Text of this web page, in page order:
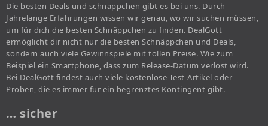
Die besten Deals und schnäppchen gibt es bei uns. Durch
Jahrelange Erfahrungen wissen wir genau, wo wir suchen müssen,
um für dich die besten Schnäppchen zu finden. DealGott
ermöglicht dir nicht nur die besten Schnäppchen und Deals,
sondern auch viele Gewinnspiele mit tollen Preise. Wie zum
Beispiel ein Smartphone, dass zum Release-Datum verlost wird.
Bei DealGott findest auch viele kostenlose Test-Artikel oder
Proben, die es immer für ein begrenztes Kontingent gibt.
… sicher